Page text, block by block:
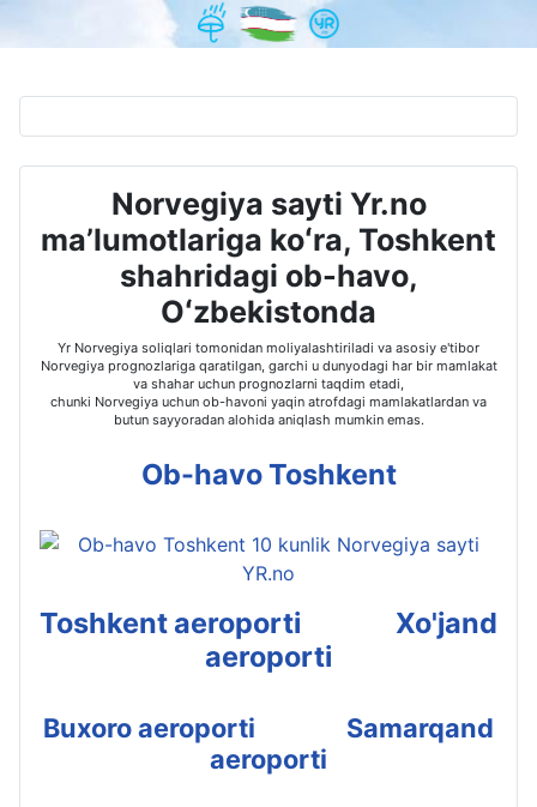
Norvegiya sayti Yr.no
maʼlumotlariga koʻra, Toshkent
shahridagi ob-havo,
Oʻzbekistonda
Yr Norvegiya soliqlari tomonidan moliyalashtiriladi va asosiy e'tibor
Norvegiya prognozlariga qaratilgan, garchi u dunyodagi har bir mamlakat
va shahar uchun prognozlarni taqdim etadi,
chunki Norvegiya uchun ob-havoni yaqin atrofdagi mamlakatlardan va
butun sayyoradan alohida aniqlash mumkin emas.
Ob-havo Toshkent
Toshkent aeroporti
Xo'jand
aeroporti
Buxoro aeroporti
Samarqand
aeroporti